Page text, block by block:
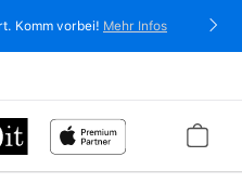
Komm vorbei! Mehr Infos